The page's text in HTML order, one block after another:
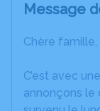
Message
Chère famille,
C’est avec
annonçons le